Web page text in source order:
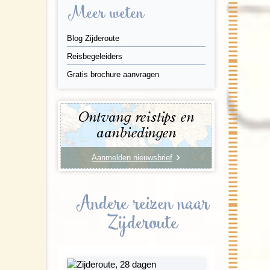
Andere reizen naar
Zijderoute
Meer weten
Blog Zijderoute
Reisbegeleiders
Gratis brochure aanvragen
Ontvang reistips en
aanbiedingen
Aanmelden nieuwsbrief